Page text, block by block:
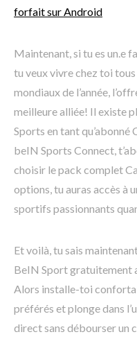
forfait sur Android
Maintenant, si tu es un.e
tu veux vivre chez toi
mondiaux de l’année,
meilleure alliée! Il existe
Sports en tant qu’abonné
beIN Sports Connect,
choisir le pack complet
options, tu auras accès à
sportifs passionnants
Et voilà, tu sais
BeIN Sport gratuitement
Alors installe-toi
préférés et plonge dans
direct sans débourser un